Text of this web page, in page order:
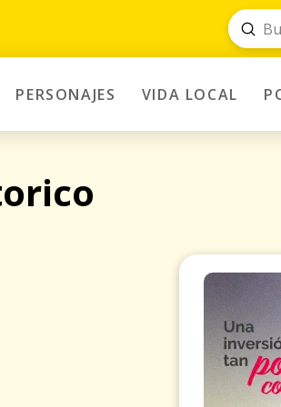
Search
PERSONAJES VIDA LOCAL